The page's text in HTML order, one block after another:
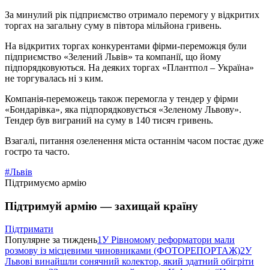
За минулий рік підприємство отримало перемогу у відкритих
торгах на загальну суму в півтора мільйона гривень.
На відкритих торгах конкурентами фірми-переможця були
підприємство «Зелений Львів» та компанії, що йому
підпорядковуються. На деяких торгах «Плантпол – Україна»
не торгувалась ні з ким.
Компанія-переможець також перемогла у тендер у фірми
«Бондарівка», яка підпорядковується «Зеленому Львову».
Тендер був виграний на суму в 140 тисяч гривень.
Взагалі, питання озеленення міста останнім часом постає дуже
гостро та часто.
#Львів
Підтримуємо армію
Підтримуй армію — захищай країну
Підтримати
Популярне за тиждень1У Рівномому реформатори мали
розмову із місцевими чиновниками (ФОТОРЕПОРТАЖ)2У
Львові винайшли сонячний колектор, який здатний обігріти